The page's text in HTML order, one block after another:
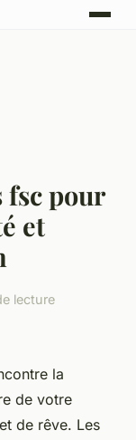
fsc pour
et
lecture
la
de votre
de rêve. Les